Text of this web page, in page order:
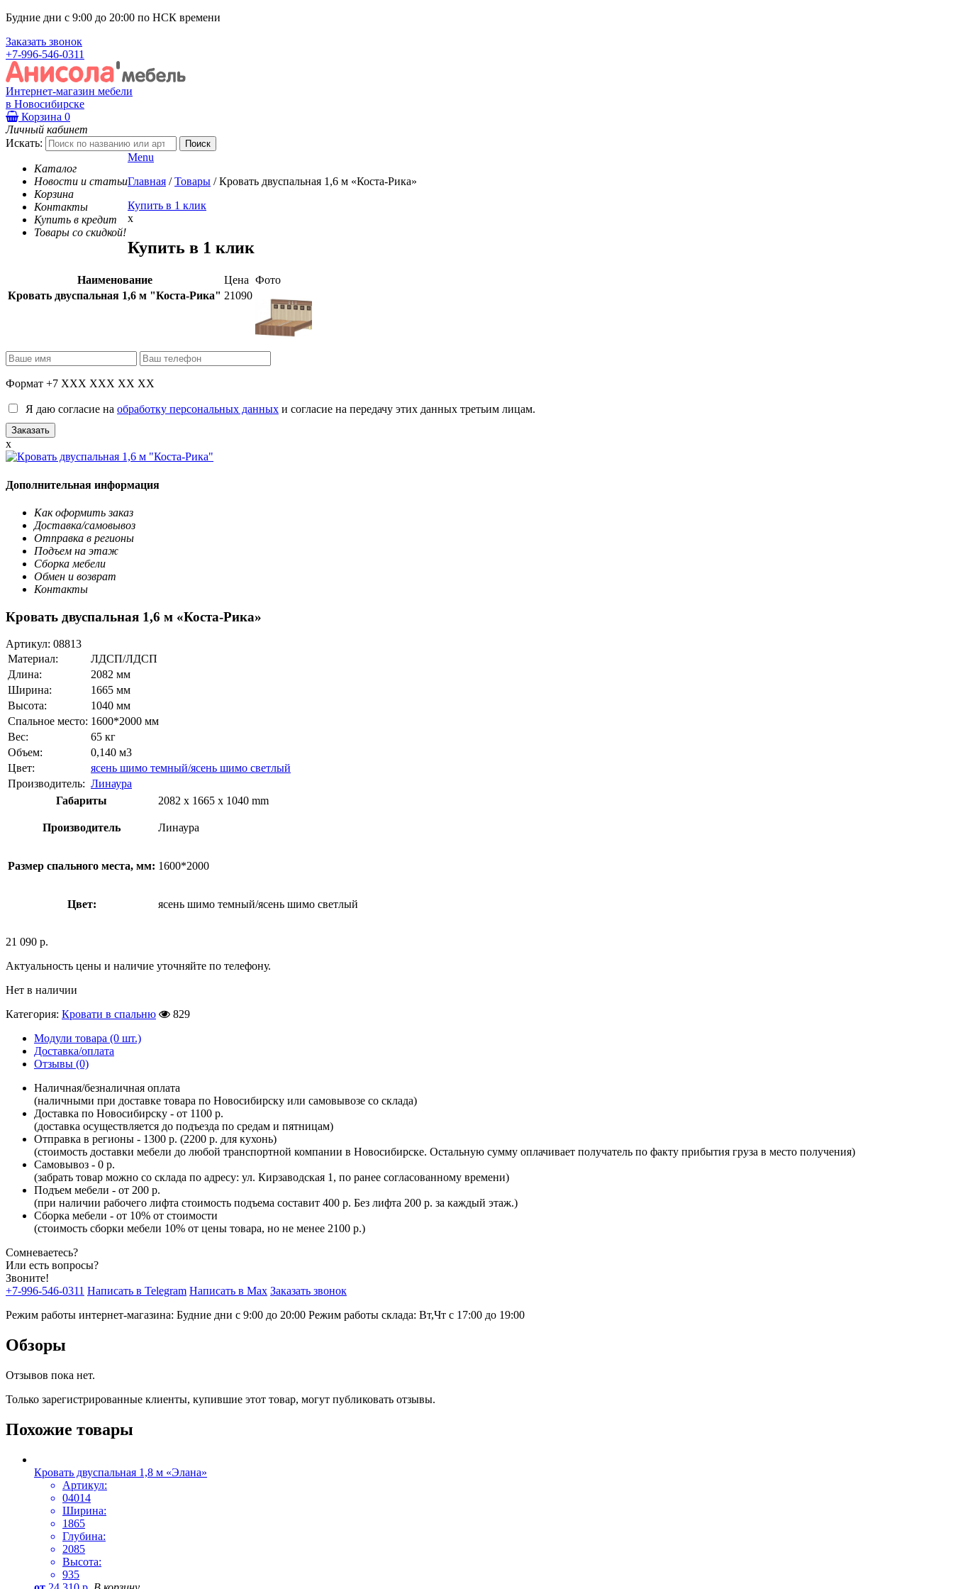
Будние дни с 9:00 до 20:00 по НСК времени
Заказать звонок
+7-996-546-0311
Интернет-магазин мебели
в Новосибирске
Корзина 0
Личный кабинет
Искать:
Каталог
Новости и статьи
Корзина
Контакты
Купить в кредит
Товары со скидкой!
Menu
Главная / Товары / Кровать двуспальная 1,6 м «Коста-Рика»
Купить в 1 клик
x
Купить в 1 клик
Наименование Цена Фото
Кровать двуспальная 1,6 м "Коста-Рика" 21090
Формат +7 XXX XXX XX XX
Я даю согласие на обработку персональных данных и согласие на передачу этих данных третьим лицам.
x
Дополнительная информация
Как оформить заказ
Доставка/самовывоз
Отправка в регионы
Подъем на этаж
Сборка мебели
Обмен и возврат
Контакты
Кровать двуспальная 1,6 м «Коста-Рика»
Артикул: 08813
Материал:
ЛДСП/ЛДСП
Длина:
2082 мм
Ширина:
1665 мм
Высота:
1040 мм
Спальное место: 1600*2000 мм
Вес:
65 кг
Объем:
0,140 м3
Цвет:
ясень шимо темный/ясень шимо светлый
Производитель: Линаура
Габариты
2082 x 1665 x 1040 mm
Производитель Линаура
Размер спального места, мм: 1600*2000
Цвет: ясень шимо темный/ясень шимо светлый
21 090 р.
Актуальность цены и наличие уточняйте по телефону.
Нет в наличии
Категория: Кровати в спальню
829
Модули товара (0 шт.)
Доставка/оплата
Отзывы (0)
Наличная/безналичная оплата
(наличными при доставке товара по Новосибирску или самовывозе со склада)
Доставка по Новосибирску - от 1100 р.
(доставка осуществляется до подъезда по средам и пятницам)
Отправка в регионы - 1300 р. (2200 р. для кухонь)
(стоимость доставки мебели до любой транспортной компании в Новосибирске. Остальную сумму оплачивает получатель по факту прибытия груза в место получения)
Самовывоз - 0 р.
(забрать товар можно со склада по адресу: ул. Кирзаводская 1, по ранее согласованному времени)
Подъем мебели - от 200 р.
(при наличии рабочего лифта стоимость подъема составит 400 р. Без лифта 200 р. за каждый этаж.)
Сборка мебели - от 10% от стоимости
(стоимость сборки мебели 10% от цены товара, но не менее 2100 р.)
Сомневаетесь?
Или есть вопросы?
Звоните!
+7-996-546-0311 Написать в Telegram Написать в Max Заказать звонок
Режим работы интернет-магазина: Будние дни с 9:00 до 20:00 Режим работы склада: Вт,Чт с 17:00 до 19:00
Обзоры
Отзывов пока нет.
Только зарегистрированные клиенты, купившие этот товар, могут публиковать отзывы.
Похожие товары
Кровать двуспальная 1,8 м «Элана»
Артикул:
04014
Ширина:
1865
Глубина:
2085
Высота:
935